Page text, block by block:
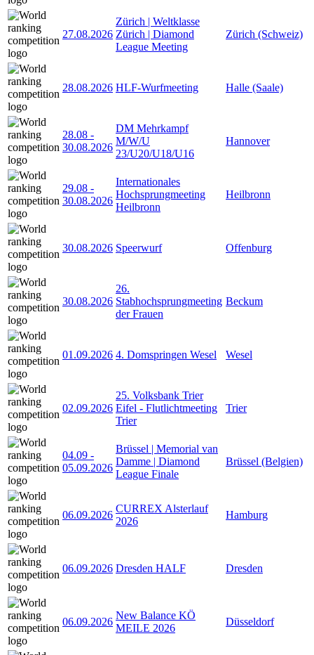
27.08.2026
Zürich | Weltklasse
Zürich | Diamond
League Meeting
Zürich (Schweiz)
28.08.2026 HLF-Wurfmeeting Halle (Saale)
28.08 -
30.08.2026
DM Mehrkampf
M/W/U
23/U20/U18/U16
Hannover
29.08 -
30.08.2026
Internationales
Hochsprungmeeting
Heilbronn
Heilbronn
30.08.2026 Speerwurf Offenburg
30.08.2026
26.
Stabhochsprungmeeting
der Frauen
Beckum
01.09.2026 4. Domspringen Wesel Wesel
02.09.2026
25. Volksbank Trier
Eifel - Flutlichtmeeting
Trier
Trier
04.09 -
05.09.2026
Brüssel | Memorial van
Damme | Diamond
League Finale
Brüssel (Belgien)
06.09.2026
CURREX Alsterlauf
2026
Hamburg
06.09.2026 Dresden HALF Dresden
06.09.2026
New Balance KÖ
MEILE 2026
Düsseldorf